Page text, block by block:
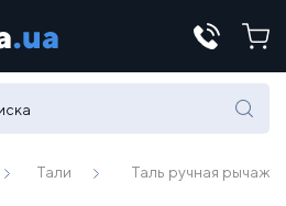
Телефоны:
430 82-15
Тали Таль ручная